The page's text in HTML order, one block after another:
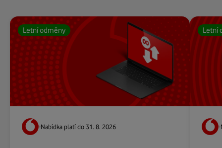
Letní odměny
Nabídka platí do 31. 8. 2026
Letní